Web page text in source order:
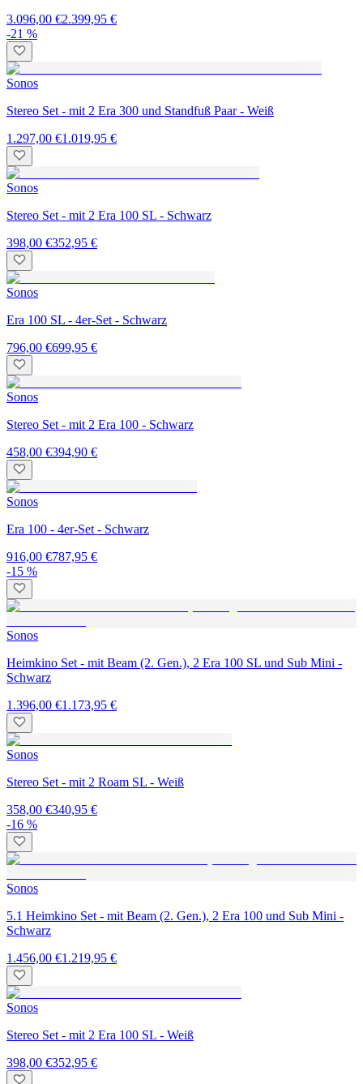
3.096,00 €2.399,95 €
-21 %
Sonos
Stereo Set - mit 2 Era 300 und Standfuß Paar - Weiß
1.297,00 €1.019,95 €
Sonos
Stereo Set - mit 2 Era 100 SL - Schwarz
398,00 €352,95 €
Sonos
Era 100 SL - 4er-Set - Schwarz
796,00 €699,95 €
Sonos
Stereo Set - mit 2 Era 100 - Schwarz
458,00 €394,90 €
Sonos
Era 100 - 4er-Set - Schwarz
916,00 €787,95 €
-15 %
Sonos
Heimkino Set - mit Beam (2. Gen.), 2 Era 100 SL und Sub Mini -
Schwarz
1.396,00 €1.173,95 €
Sonos
Stereo Set - mit 2 Roam SL - Weiß
358,00 €340,95 €
-16 %
Sonos
5.1 Heimkino Set - mit Beam (2. Gen.), 2 Era 100 und Sub Mini -
Schwarz
1.456,00 €1.219,95 €
Sonos
Stereo Set - mit 2 Era 100 SL - Weiß
398,00 €352,95 €